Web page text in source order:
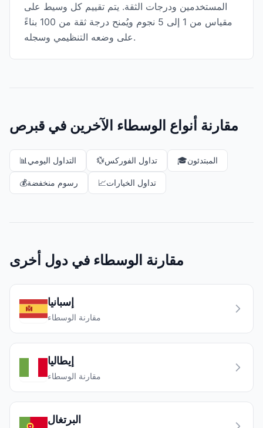
المستخدمين ودرجات الثقة. يتم تقييم كل وسيط على
مقياس من 1 إلى 5 نجوم ويُمنح درجة ثقة من 100 بناءً
على وضعه التنظيمي وسجله.
مقارنة أنواع الوسطاء الآخرين في قبرص
📊 التداول اليومي 💱تداول الفوركس 🎓المبتدئون
💰رسوم منخفضة 📈تداول الخيارات
مقارنة الوسطاء في دول أخرى
إسبانيا
مقارنة الوسطاء
إيطاليا
مقارنة الوسطاء
البرتغال